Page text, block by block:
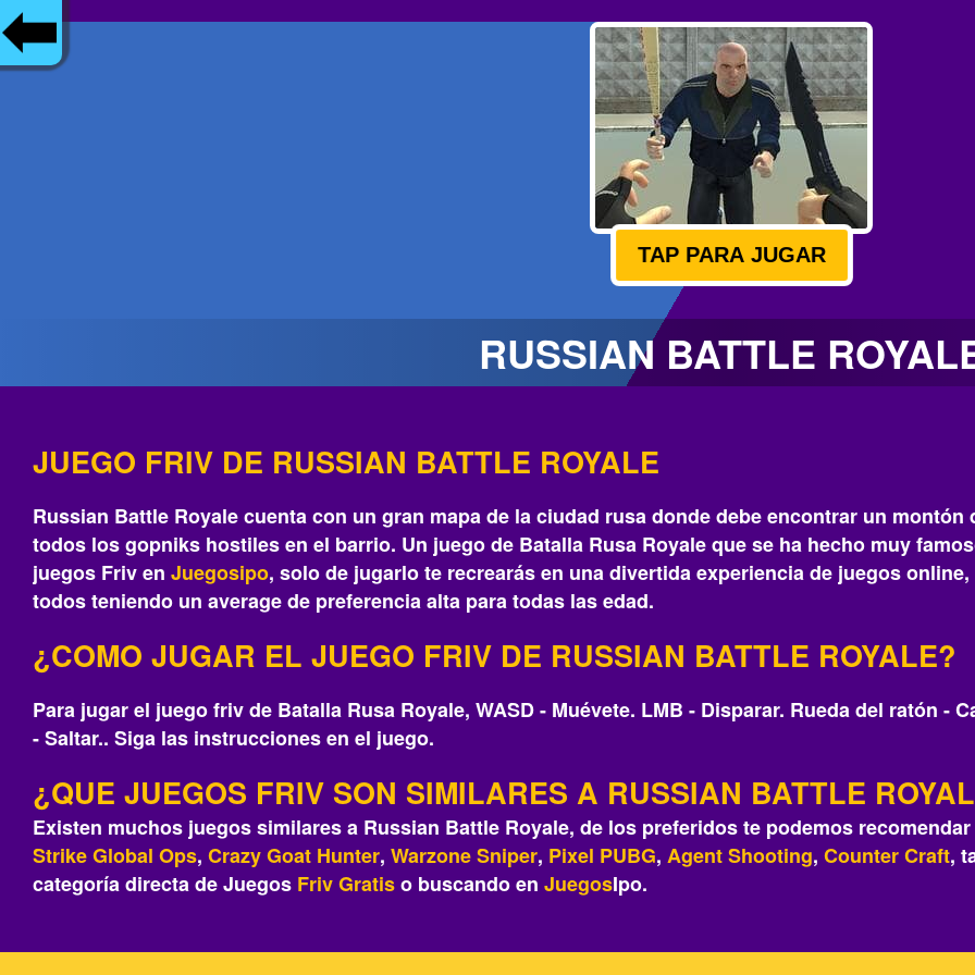
TAP PARA JUGAR
RUSSIAN BATTLE
JUEGO FRIV DE RUSSIAN BATTLE ROYALE
Russian Battle Royale cuenta con un gran mapa de la ciudad rusa donde debe encontrar un
todos los gopniks hostiles en el barrio. Un juego de Batalla Rusa Royale que se ha hecho muy
juegos Friv en Juegosipo, solo de jugarlo te recrearás‎ en una divertida experiencia de juegos
todos teniendo un average de preferencia alta para todas las edad.
¿COMO JUGAR EL JUEGO FRIV DE RUSSIAN BATTLE ROYALE?
Para jugar el juego friv de Batalla Rusa Royale, WASD - Muévete. LMB - Disparar. Rueda del ratón -
- Saltar.. Siga las instrucciones en el juego.
¿QUE JUEGOS FRIV SON SIMILARES A RUSSIAN BATTLE
Existen muchos juegos similares a Russian Battle Royale, de los preferidos te podemos
Strike Global Ops, Crazy Goat Hunter, Warzone Sniper, Pixel PUBG, Agent Shooting, Counter Craft,
categoría directa de Juegos FrivGratiso buscando en JuegosIpo.